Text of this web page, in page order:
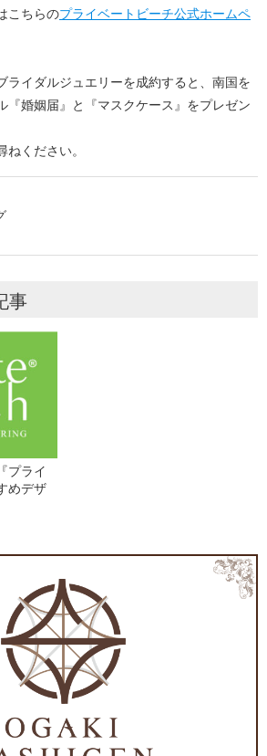
こちらのプライベートビーチ公式ホームペ
ライダルジュエリーを成約すると、南国を
『婚姻届』と『マスクケース』をプレゼン
ください。
事
プライ
めデザ